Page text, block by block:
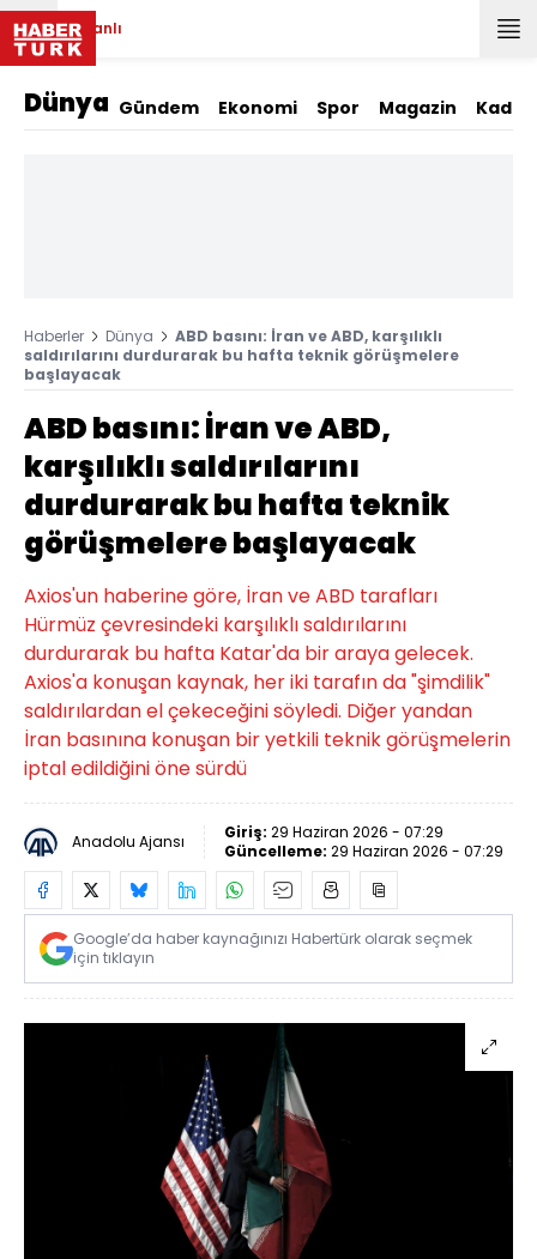
Canlı
Dünya Gündem Ekonomi Spor Magazin Kadın
Haberler Dünya
ABD basını: İran ve ABD, karşılıklı
saldırılarını durdurarak bu hafta teknik görüşmelere
başlayacak
ABD basını: İran ve ABD,
karşılıklı saldırılarını
durdurarak bu hafta teknik
görüşmelere başlayacak
Axios'un haberine göre, İran ve ABD tarafları
Hürmüz çevresindeki karşılıklı saldırılarını
durdurarak bu hafta Katar'da bir araya gelecek.
Axios'a konuşan kaynak, her iki tarafın da "şimdilik"
saldırılardan el çekeceğini söyledi. Diğer yandan
İran basınına konuşan bir yetkili teknik görüşmelerin
iptal edildiğini öne sürdü
Anadolu Ajansı Giriş: 29 Haziran 2026 - 07:29
Güncelleme: 29 Haziran 2026 - 07:29
Google’da haber kaynağınızı Habertürk olarak seçmek
için tıklayın